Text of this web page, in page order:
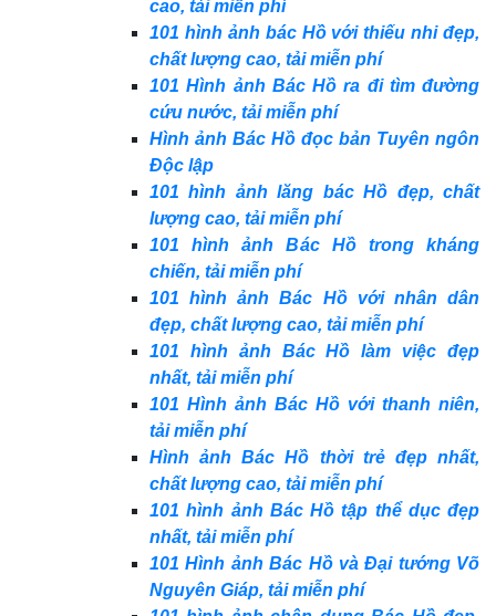
cao, tải miễn phí
101 hình ảnh bác Hồ với thiếu nhi đẹp,
chất lượng cao, tải miễn phí
101 Hình ảnh Bác Hồ ra đi tìm đường
cứu nước, tải miễn phí
Hình ảnh Bác Hồ đọc bản Tuyên ngôn
Độc lập
101 hình ảnh lăng bác Hồ đẹp, chất
lượng cao, tải miễn phí
101 hình ảnh Bác Hồ trong kháng
chiến, tải miễn phí
101 hình ảnh Bác Hồ với nhân dân
đẹp, chất lượng cao, tải miễn phí
101 hình ảnh Bác Hồ làm việc đẹp
nhất, tải miễn phí
101 Hình ảnh Bác Hồ với thanh niên,
tải miễn phí
Hình ảnh Bác Hồ thời trẻ đẹp nhất,
chất lượng cao, tải miễn phí
101 hình ảnh Bác Hồ tập thể dục đẹp
nhất, tải miễn phí
101 Hình ảnh Bác Hồ và Đại tướng Võ
Nguyên Giáp, tải miễn phí